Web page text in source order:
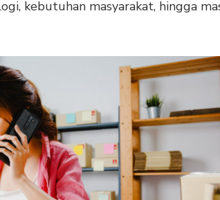
kebutuhan masyarakat, hingga